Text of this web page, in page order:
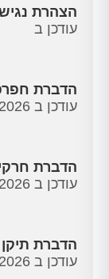
הצהרת
עודכן ב
הדברת
עודכן ב 11/06/2026, 12:03
הדברת
עודכן ב 07/05/2026, 14:36
הדברת תיקן
עודכן ב 07/05/2026, 14:04